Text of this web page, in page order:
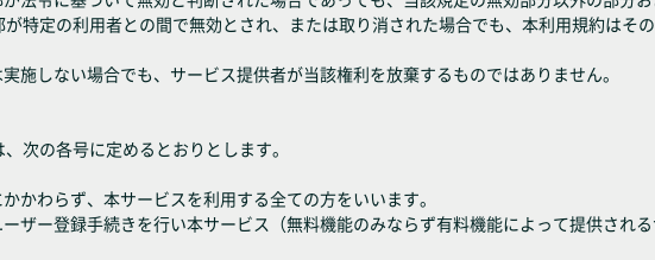
特定の利用者との間で無効とされ、または取り消された場合でも、本利用規約はそ
施しない場合でも、サービス提供者が当該権利を放棄するものではありません。
次の各号に定めるとおりとします。
かわらず、本サービスを利用する全ての方をいいます。
ザー登録手続きを行い本サービス（無料機能のみならず有料機能によって提供される